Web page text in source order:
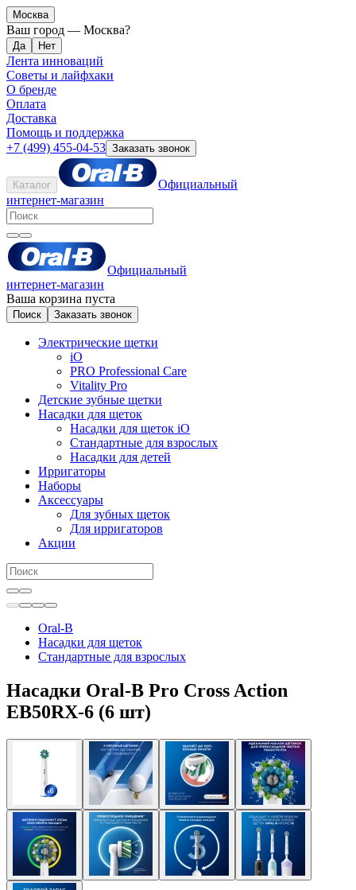
Москва
Ваш город — Москва?
Лента инноваций
Советы и лайфхаки
О бренде
Оплата
Доставка
Помощь и поддержка
+7 (499) 455-04-53 Заказать звонок
Каталог
Официальный
интернет-магазин
Официальный
интернет-магазин
Ваша корзина пуста
Поиск Заказать звонок
Электрические щетки
iO
PRO Professional Care
Vitality Pro
Детские зубные щетки
Насадки для щеток
Насадки для щеток iO
Стандартные для взрослых
Насадки для детей
Ирригаторы
Наборы
Аксессуары
Для зубных щеток
Для ирригаторов
Акции
Oral-B
Насадки для щеток
Стандартные для взрослых
Насадки Oral-B Pro Cross Action
EB50RX-6 (6 шт)